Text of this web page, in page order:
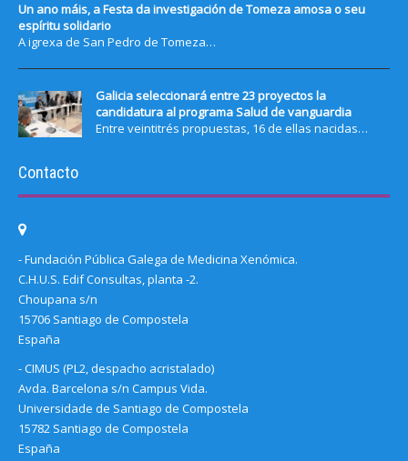
Un ano máis, a Festa da investigación de Tomeza amosa o seu
espíritu solidario
A igrexa de San Pedro de Tomeza…
Galicia seleccionará entre 23 proyectos la
candidatura al programa Salud de vanguardia
Entre veintitrés propuestas, 16 de ellas nacidas…
Contacto
- Fundación Pública Galega de Medicina Xenómica.
C.H.U.S. Edif Consultas, planta -2.
Choupana s/n
15706 Santiago de Compostela
España
- CIMUS (PL2, despacho acristalado)
Avda. Barcelona s/n Campus Vida.
Universidade de Santiago de Compostela
15782 Santiago de Compostela
España